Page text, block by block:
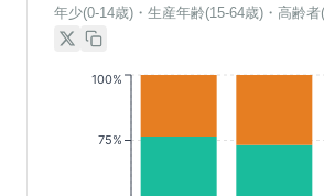
年少(0-14歳)・生産年齢(15-64歳)・高齢
75%
100%